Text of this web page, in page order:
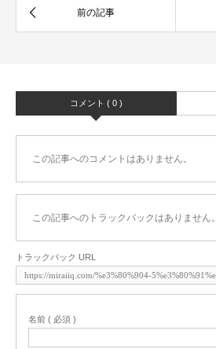
コメント ( 0 )
この記事へのコメントはありません。
この記事へのトラックバックはありません。
トラックバック URL
名前 ( 必須 )